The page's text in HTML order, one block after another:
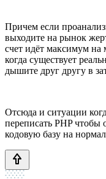
Причем если
выходите на рынок
счет идёт максимум
когда существует
дышите друг другу в
Отсюда и ситуации
переписать PHP
кодовую базу на